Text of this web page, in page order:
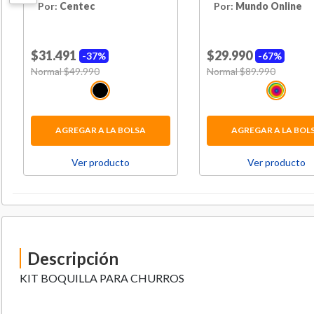
Por: Centec
37%
$31.491
Price reduced from
Normal $49.990
AGREGAR A LA BOLSA
Ver producto
Por: Mundo Online
67%
$29.990
Price reduced from
Normal $89.990
AGREGAR A LA
Ver producto
Descripción
KIT BOQUILLA PARA CHURROS